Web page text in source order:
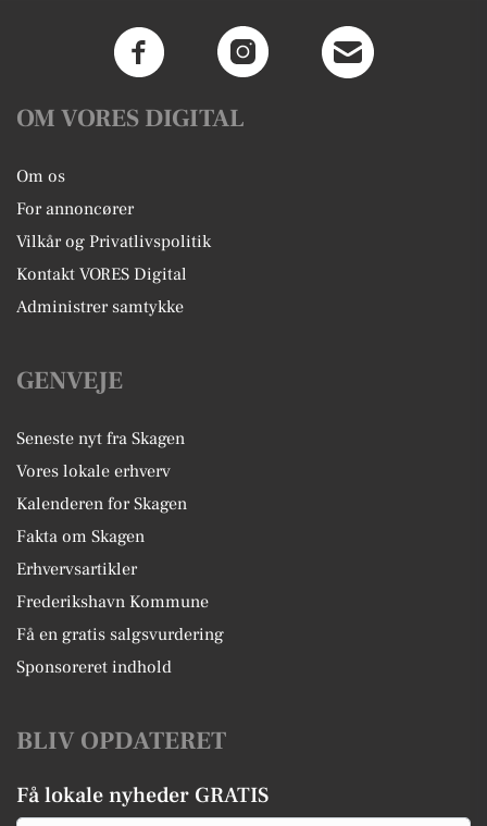
OM VORES DIGITAL
Om os
For annoncører
Vilkår og Privatlivspolitik
Kontakt VORES Digital
Administrer samtykke
GENVEJE
Seneste nyt fra Skagen
Vores lokale erhverv
Kalenderen for Skagen
Fakta om Skagen
Erhvervsartikler
Frederikshavn Kommune
Få en gratis salgsvurdering
Sponsoreret indhold
BLIV OPDATERET
Få lokale nyheder GRATIS